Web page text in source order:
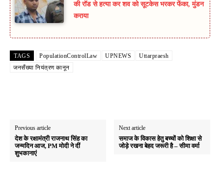
की रॉड से हत्या कर शव को सूटकेस भरकर फेंका, मुंडन
कराया
TAGS PopulationControlLaw UPNEWS
Uttarpraesh
जनसँख्या नियंत्रण कानून
Previous article
देश के रक्षामंत्री राजनाथ सिंह का
जन्मदिन आज, PM मोदी ने दीं
शुभकानाएं
Next article
समाज के विकास हेतु बच्चों को शिक्षा से
जोड़े रखना बेहद जरूरी है – सीमा वर्मा